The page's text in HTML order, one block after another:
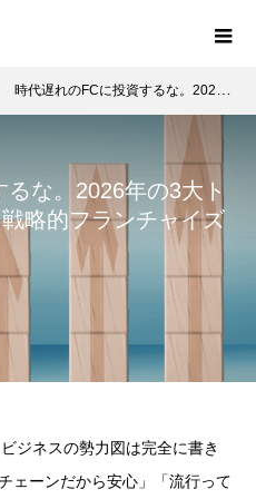
時代遅れのFCに投資するな。2026年の3大トレンドを味方につける戦略的フランチャイズ選定
な。2026年の3大ト
略的フランチャイズ
ジネスの勢力図は完全に書き
ェーンだから安心」「流行って